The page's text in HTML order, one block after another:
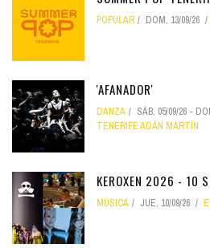
POPULAR DOM, 13/09/26
'AFANADOR'
DANZA SÁB, 05/09/26 -
TENERIFE ADÁN MARTÍN
KEROXEN 2026 - 10
MÚSICA JUE, 10/09/26